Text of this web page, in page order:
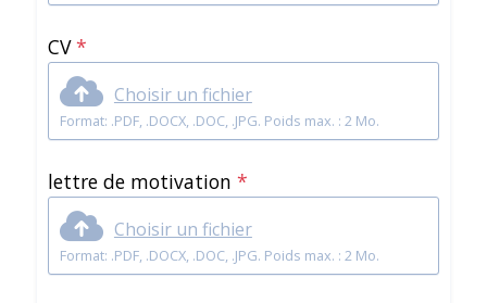
CV*
Choisir un fichier
Format: .PDF, .DOCX, .DOC, .JPG. Poids max. : 2 Mo.
lettre de motivation *
Choisir un fichier
Format: .PDF, .DOCX, .DOC, .JPG. Poids max. : 2 Mo.